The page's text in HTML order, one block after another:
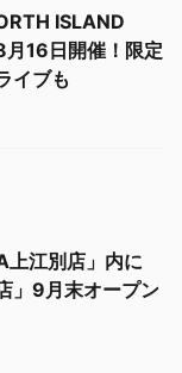
ISLAND
月16日開催！限定
イブも
上江別店」内に
」9月末オープン